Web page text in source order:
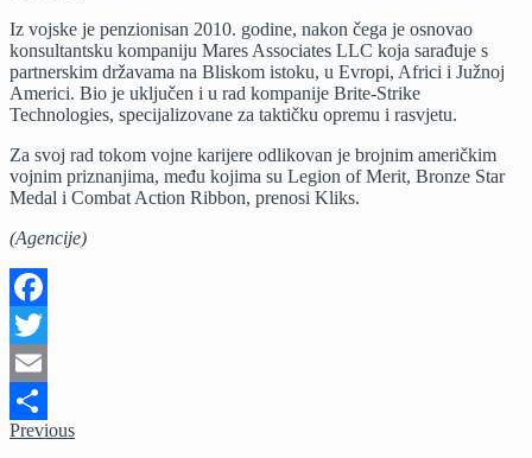
Iz vojske je penzionisan 2010. godine, nakon čega je osnovao
konsultantsku kompaniju Mares Associates LLC koja sarađuje s
partnerskim državama na Bliskom istoku, u Evropi, Africi i Јužnoj
Americi. Bio je uključen i u rad kompanije Brite-Strike
Technologies, specijalizovane za taktičku opremu i rasvjetu.
Za svoj rad tokom vojne karijere odlikovan je brojnim američkim
vojnim priznanjima, među kojima su Legion of Merit, Bronze Star
Medal i Combat Action Ribbon, prenosi Kliks.
(Agencije)
Facebook
Twitter
Email
Share
Previous